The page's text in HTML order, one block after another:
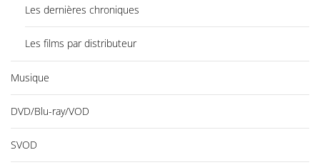
Les dernières chroniques
Les films par distributeur
Musique
DVD/Blu-ray/VOD
SVOD